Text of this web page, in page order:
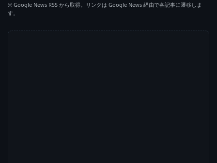
※ Google News RSS から取得。リンクは Google News 経由で各記事に遷移しま
す。